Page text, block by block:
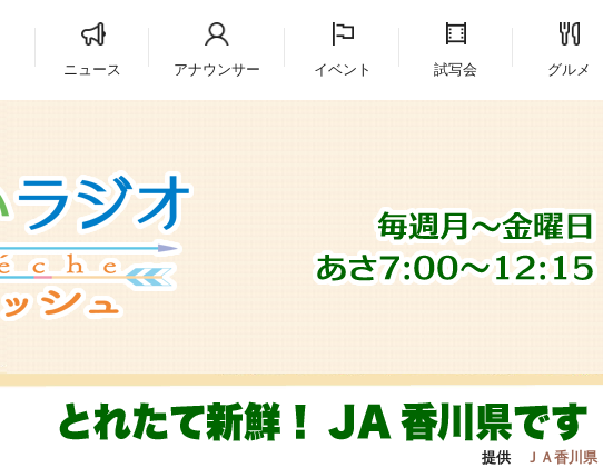
ニュース アナウンサー イベント 試写会 グルメ
提供 ＪＡ香川県